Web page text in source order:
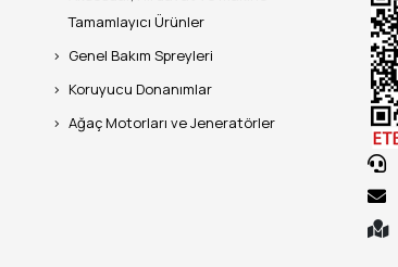
Tamamlayıcı Ürünler
Genel Bakım Spreyleri
Koruyucu Donanımlar
Ağaç Motorları ve Jeneratörler